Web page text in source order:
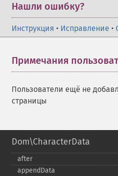
Нашли ошибку?
Инструкция • Исправление •
Примечания
Пользователи ещё не
страницы
Dom\CharacterData
after
appendData